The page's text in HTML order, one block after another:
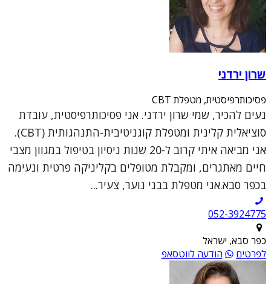
שרון ירדני
פסיכותרפיסטית, מטפלת CBT
נעים להכיר, שמי שרון ירדני. אני פסיכותרפיסטית, עובדת
סוציאלית קלינית ומטפלת קוגניטיבית-התנהגותית (CBT).
אני מביאה איתי קרוב ל-20 שנות ניסיון בטיפול במגוון מצבי
חיים מאתגרים, ומקבלת מטופלים בקליניקה פרטית ונעימה
בכפר סבא.אני מטפלת בבני נוער, צעיר...
052-3924775
כפר סבא, ישראל
לפרטים
הודעה לווטסאפ